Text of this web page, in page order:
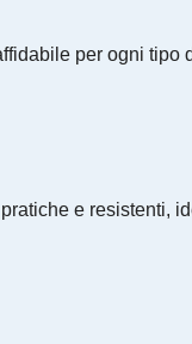
per ogni tipo
e resistenti,